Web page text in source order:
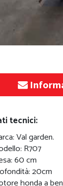
tecnici:
Val garden.
R707
60 cm
20cm
honda a